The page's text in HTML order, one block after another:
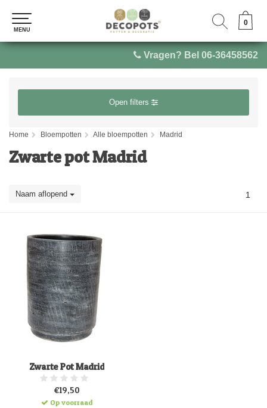
Vragen? Bel 06-36458562
0
MENU
0
MENU
Open filters
Home Bloempotten Alle bloempotten Madrid
Zwarte pot Madrid
Naam aflopend 1
Zwarte Pot Madrid
€19,50
Op voorraad